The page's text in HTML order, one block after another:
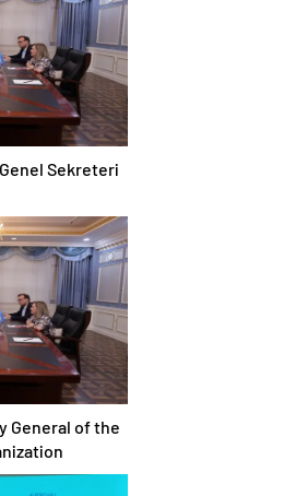
Sekreteri
General of the